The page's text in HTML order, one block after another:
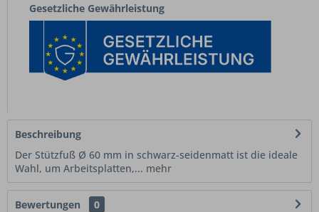
Gesetzliche Gewährleistung
Beschreibung
Der Stützfuß Ø 60 mm in schwarz-seidenmatt ist die ideale
Wahl, um Arbeitsplatten,... mehr
Bewertungen
0